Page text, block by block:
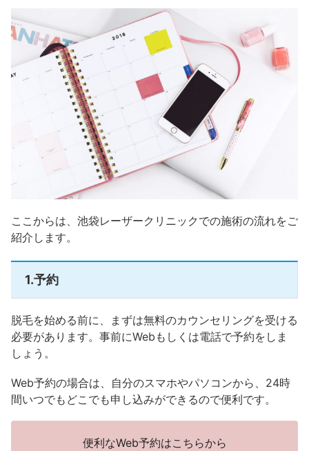
ここからは、池袋レーザークリニックでの施術の流れをご
紹介します。
1.予約
脱毛を始める前に、まずは無料のカウンセリングを受ける
必要があります。事前にWebもしくは電話で予約をしま
しょう。
Web予約の場合は、自分のスマホやパソコンから、24時
間いつでもどこでも申し込みができるので便利です。
便利なWeb予約はこちらから